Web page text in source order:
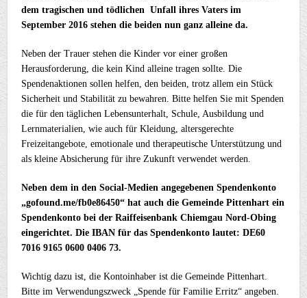
dem tragischen und tödlichen Unfall ihres Vaters im
September 2016 stehen die beiden nun ganz alleine da.
Neben der Trauer stehen die Kinder vor einer großen
Herausforderung, die kein Kind alleine tragen sollte. Die
Spendenaktionen sollen helfen, den beiden, trotz allem ein Stück
Sicherheit und Stabilität zu bewahren. Bitte helfen Sie mit Spenden
die für den täglichen Lebensunterhalt, Schule, Ausbildung und
Lernmaterialien, wie auch für Kleidung, altersgerechte
Freizeitangebote, emotionale und therapeutische Unterstützung und
als kleine Absicherung für ihre Zukunft verwendet werden.
Neben dem in den Social-Medien angegebenen Spendenkonto
„gofound.me/fb0e86450“ hat auch die Gemeinde Pittenhart ein
Spendenkonto bei der Raiffeisenbank Chiemgau Nord-Obing
eingerichtet. Die IBAN für das Spendenkonto lautet: DE60
7016 9165 0600 0406 73.
Wichtig dazu ist, die Kontoinhaber ist die Gemeinde Pittenhart.
Bitte im Verwendungszweck „Spende für Familie Erritz“ angeben.